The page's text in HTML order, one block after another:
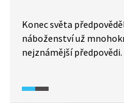
Konec světa
náboženství už
nejznámější předpovědi.